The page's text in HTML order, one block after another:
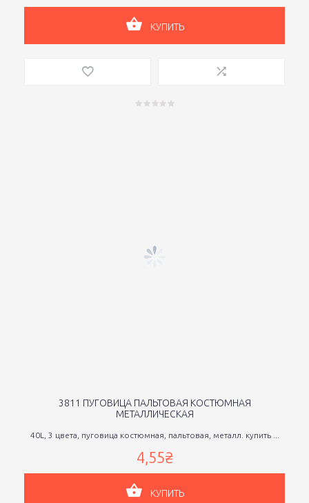
КУПИТЬ
3811 ПУГОВИЦА ПАЛЬТОВАЯ КОСТЮМНАЯ
МЕТАЛЛИЧЕСКАЯ
40L, 3 цвета, пуговица костюмная, пальтовая, металл. купить ...
4,55₴
КУПИТЬ